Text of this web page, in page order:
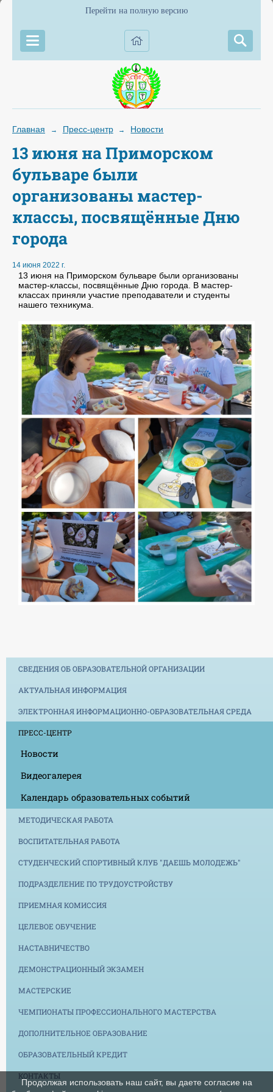
Перейти на полную версию
Главная → Пресс-центр → Новости
13 июня на Приморском
бульваре были
организованы мастер-
классы, посвящённые Дню
города
14 июня 2022 г.
13 июня на Приморском бульваре были организованы
мастер-классы, посвящённые Дню города. В мастер-
классах приняли участие преподаватели и студенты
нашего техникума.
СВЕДЕНИЯ ОБ ОБРАЗОВАТЕЛЬНОЙ ОРГАНИЗАЦИИ
АКТУАЛЬНАЯ ИНФОРМАЦИЯ
ЭЛЕКТРОННАЯ ИНФОРМАЦИОННО-ОБРАЗОВАТЕЛЬНАЯ СРЕДА
ПРЕСС-ЦЕНТР
Новости
Видеогалерея
Календарь образовательных событий
МЕТОДИЧЕСКАЯ РАБОТА
ВОСПИТАТЕЛЬНАЯ РАБОТА
СТУДЕНЧЕСКИЙ СПОРТИВНЫЙ КЛУБ "ДАЕШЬ МОЛОДЕЖЬ"
ПОДРАЗДЕЛЕНИЕ ПО ТРУДОУСТРОЙСТВУ
ПРИЕМНАЯ КОМИССИЯ
ЦЕЛЕВОЕ ОБУЧЕНИЕ
НАСТАВНИЧЕСТВО
ДЕМОНСТРАЦИОННЫЙ ЭКЗАМЕН
МАСТЕРСКИЕ
ЧЕМПИОНАТЫ ПРОФЕССИОНАЛЬНОГО МАСТЕРСТВА
ДОПОЛНИТЕЛЬНОЕ ОБРАЗОВАНИЕ
ОБРАЗОВАТЕЛЬНЫЙ КРЕДИТ
КОНТАКТЫ
Продолжая использовать наш сайт, вы даете согласие на